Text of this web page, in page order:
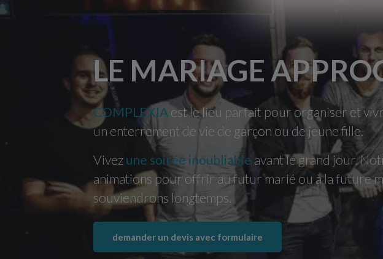
LE MARIAGE
COMPLEXIA est le lieu parfait pour organiser et
un enterrement de vie de garçon ou de jeune fille.
Vivez une soirée inoubliable avant le grand jour.
animations pour offrir au futur marié ou à la future
souviendrons longtemps.
demander un devis avec formulaire